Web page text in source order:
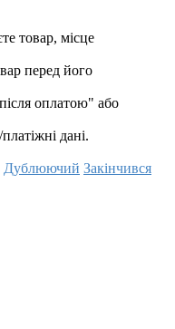
товар, місце
перед його
оплатою" або
дані.
Дублюючий Закінчився